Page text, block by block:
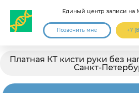
Единый центр записи на
Позвонить мне +7
Платная КТ кисти руки без
Санкт-